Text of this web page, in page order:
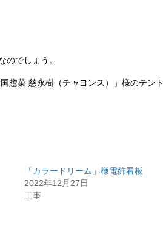
のでしょう。
惣菜 慈永樹（チャヨンス）」様のテント
「カラードリーム」様電飾看板
2022年12月27日
工事